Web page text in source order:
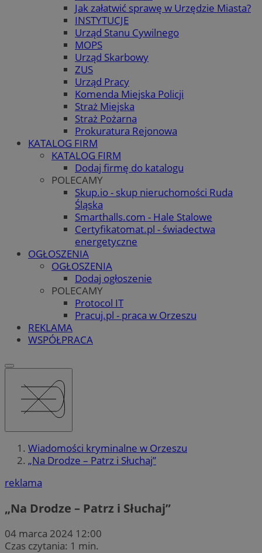
Jak załatwić sprawę w Urzędzie Miasta?
INSTYTUCJE
Urząd Stanu Cywilnego
MOPS
Urząd Skarbowy
ZUS
Urząd Pracy
Komenda Miejska Policji
Straż Miejska
Straż Pożarna
Prokuratura Rejonowa
KATALOG FIRM
KATALOG FIRM
Dodaj firmę do katalogu
POLECAMY
Skup.io - skup nieruchomości Ruda
Śląska
Smarthalls.com - Hale Stalowe
Certyfikatomat.pl - świadectwa
energetyczne
OGŁOSZENIA
OGŁOSZENIA
Dodaj ogłoszenie
POLECAMY
Protocol IT
Pracuj.pl - praca w Orzeszu
REKLAMA
WSPÓŁPRACA
Wiadomości kryminalne w Orzeszu
„Na Drodze – Patrz i Słuchaj”
reklama
„Na Drodze – Patrz i Słuchaj”
04 marca 2024 12:00
Czas czytania: 1 min.